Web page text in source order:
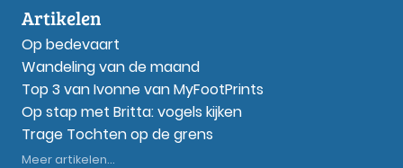
Artikelen
Op bedevaart
Wandeling van de maand
Top 3 van Ivonne van MyFootPrints
Op stap met Britta: vogels kijken
Trage Tochten op de grens
Meer artikelen...